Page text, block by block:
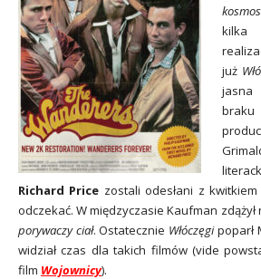
kosmos
już
Richard Price zostali odesłani z
odczekać. W międzyczasie Kaufman zdążył
porywaczy ciał. Ostatecznie Włóczęgipoparł
widział czas dla takich filmów (vide
film Wojownicy).